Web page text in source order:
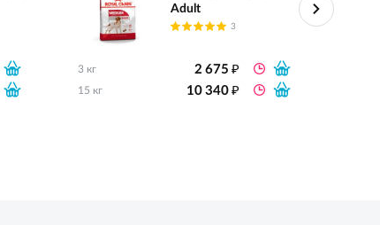
Adult
3
3 кг 2 675₽
15 кг 10 340₽